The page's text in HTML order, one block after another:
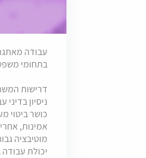
עבודה
בתחומי
דרישות
ניסיון בדיני
כושר ביטוי
אמינות,
מוטיבציה
יכולת